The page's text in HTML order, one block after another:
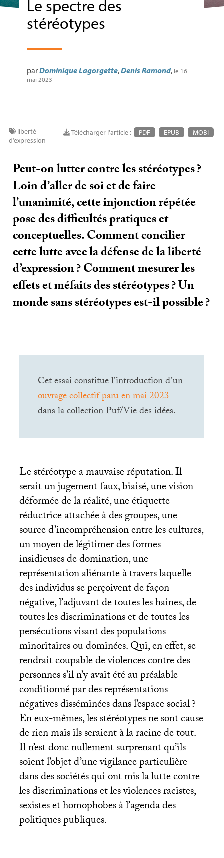
Le spectre des
stéréotypes
parDominique Lagorgette,Denis Ramond, le 16
mai 2023
Télécharger l'article : PDF EPUB MOBI
liberté
d’expression
Peut-on lutter contre les stéréotypes?
Loin d’aller de soi et de faire
l’unanimité, cette injonction répétée
pose des difficultés pratiques et
conceptuelles. Comment concilier
cette lutte avec la défense de la liberté
d’expression? Comment mesurer les
effets et méfaits des stéréotypes? Un
monde sans stéréotypes est-il possible?
Cet essai constitue l’introduction d’un
ouvrage collectif paru en mai 2023
dans la collection Puf/Vie des idées.
Le stéréotype a mauvaise réputation. Il
serait un jugement faux, biaisé, une vision
déformée de la réalité, une étiquette
réductrice attachée à des groupes, une
source d’incompréhension entre les cultures,
un moyen de légitimer des formes
insidieuses de domination, une
représentation aliénante à travers laquelle
des individus se perçoivent de façon
négative, l’adjuvant de toutes les haines, de
toutes les discriminations et de toutes les
persécutions visant des populations
minoritaires ou dominées. Qui, en effet, se
rendrait coupable de violences contre des
personnes s’il n’y avait été au préalable
conditionné par des représentations
négatives disséminées dans l’espace social?
En eux-mêmes, les stéréotypes ne sont cause
de rien mais ils seraient à la racine de tout.
Il n’est donc nullement surprenant qu’ils
soient l’objet d’une vigilance particulière
dans des sociétés qui ont mis la lutte contre
les discriminations et les violences racistes,
sexistes et homophobes à l’agenda des
politiques publiques.